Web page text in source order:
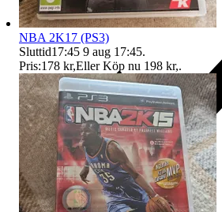
NBA 2K17 (PS3)
Sluttid17:45 9 aug 17:45.
Pris:178 kr,Eller Köp nu 198 kr,.